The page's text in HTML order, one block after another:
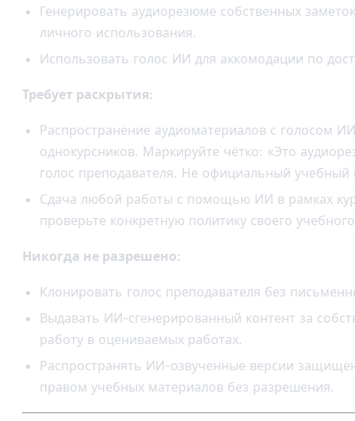
Генерировать аудиорезюме собственных
личного использования.
Использовать голос ИИ для аккомодации по
Требует раскрытия:
Распространение аудиоматериалов с голосом
однокурсников. Маркируйте чётко: «Это
голос преподавателя. Не официальный учебный
Сдача любой работы с помощью ИИ в рамках
проверьте конкретную политику своего
Никогда не разрешено:
Клонировать голос преподавателя без
Выдавать ИИ-сгенерированный контент за
работу в оцениваемых работах.
Распространять ИИ-озвученные версии
правом учебных материалов без разрешения.